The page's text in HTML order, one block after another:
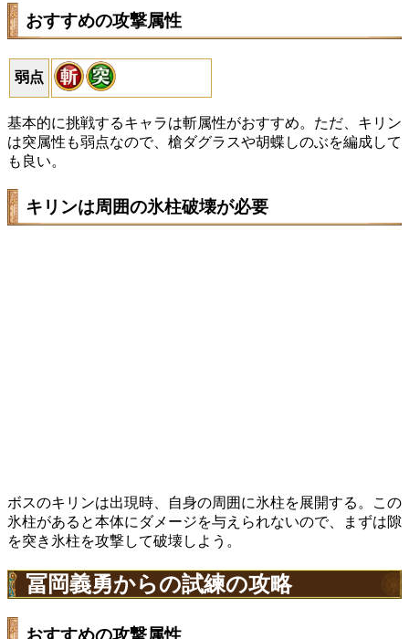
おすすめの攻撃属性
弱点
基本的に挑戦するキャラは斬属性がおすすめ。ただ、キリン
は突属性も弱点なので、槍ダグラスや胡蝶しのぶを編成して
も良い。
キリンは周囲の氷柱破壊が必要
ボスのキリンは出現時、自身の周囲に氷柱を展開する。この
氷柱があると本体にダメージを与えられないので、まずは隙
を突き氷柱を攻撃して破壊しよう。
冨岡義勇からの試練の攻略
おすすめの攻撃属性